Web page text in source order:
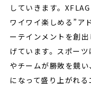
していきます。
ワイワイ楽しめる”ア
ーテインメントを創
げています。スポー
やチームが勝敗を競
になって盛り上がれ